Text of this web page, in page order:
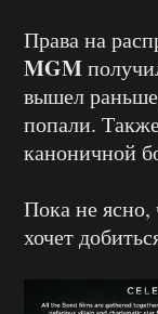
Права на
MGM
вышел
попали.
каноничной
Пока не
хочет